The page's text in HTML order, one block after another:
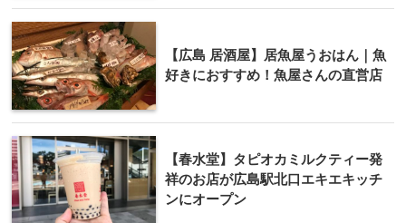
【広島 居酒屋】居魚屋うおはん｜魚
好きにおすすめ！魚屋さんの直営店
【春水堂】タピオカミルクティー発
祥のお店が広島駅北口エキエキッチ
ンにオープン